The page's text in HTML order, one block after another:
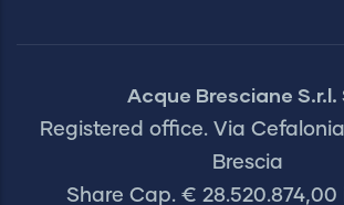
Acque Bresciane S.r.l.
Registered office. Via
Brescia
Share Cap. € 28.520.874,00